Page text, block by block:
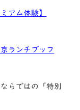
アム体験】
ランチブッフ
らではの「特別